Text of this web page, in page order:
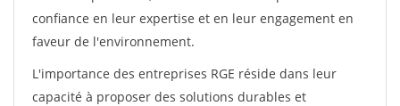
confiance en leur expertise et en leur engagement en
faveur de l'environnement.
L'importance des entreprises RGE réside dans leur
capacité à proposer des solutions durables et